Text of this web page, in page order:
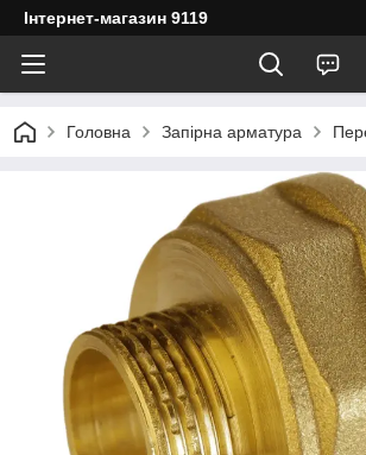
Інтернет-магазин 9119
Головна Запірна арматура